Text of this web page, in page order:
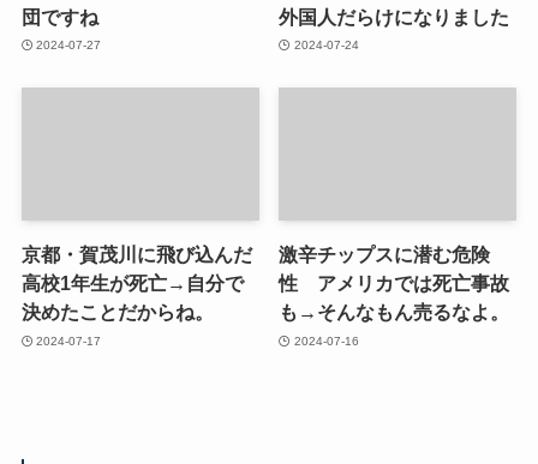
団ですね
2024-07-27
外国人だらけになりました
2024-07-24
京都・賀茂川に飛び込んだ
高校1年生が死亡→自分で
決めたことだからね。
2024-07-17
激辛チップスに潜む危険
性 アメリカでは死亡事故
も→そんなもん売るなよ。
2024-07-16